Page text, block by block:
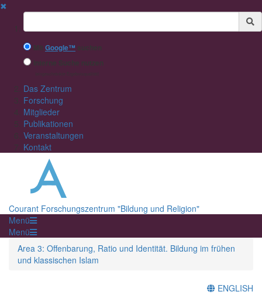
✖
Suchbegriff
Mit Google™ suchen
Interne Suche nutzen
Das Zentrum
Forschung
Mitglieder
Publikationen
Veranstaltungen
Kontakt
Courant Forschungszentrum "Bildung und Religion"
Menü
Menü
Area 3: Offenbarung, Ratio und Identität. Bildung im frühen
und klassischen Islam
ENGLISH